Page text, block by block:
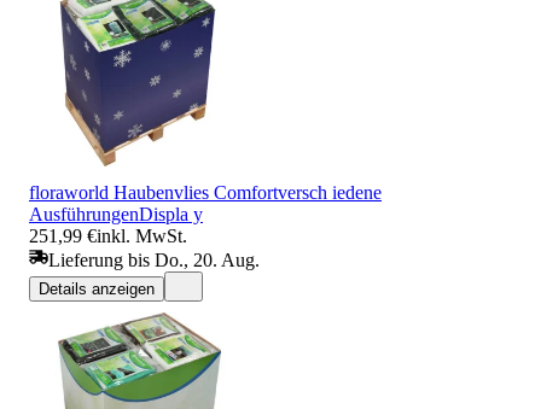
floraworld Haubenvlies Comfortversch iedene
AusführungenDispla y
251,99 €inkl. MwSt.
Lieferung bis Do., 20. Aug.
Details anzeigen